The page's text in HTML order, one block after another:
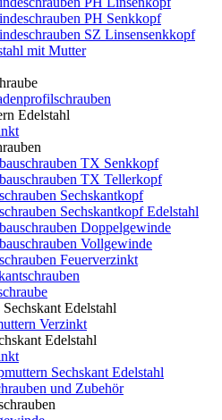
PH Senkkopf
SZ Linsensenkkopf
mit Mutter
Edelstahl
TX Senkkopf
TX Tellerkopf
Sechskantkopf
Sechskantkopf Edelstahl
Doppelgewinde
Vollgewinde
Feuerverzinkt
Edelstahl
Verzinkt
Edelstahl
Sechskant Edelstahl
und Zubehör